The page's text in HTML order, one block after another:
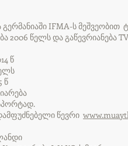
IFMA-ს მეშვეობით
2006 წელს და გაწევრიანება
წ
წ
წევრი